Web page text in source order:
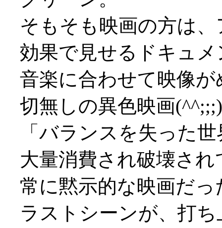
そもそも映画の方は
効果で見せるドキュ
音楽に合わせて映像
切無しの異色映画(^^;;;)
「バランスを失った
大量消費され破壊さ
常に黙示的な映画だ
ラストシーンが、打